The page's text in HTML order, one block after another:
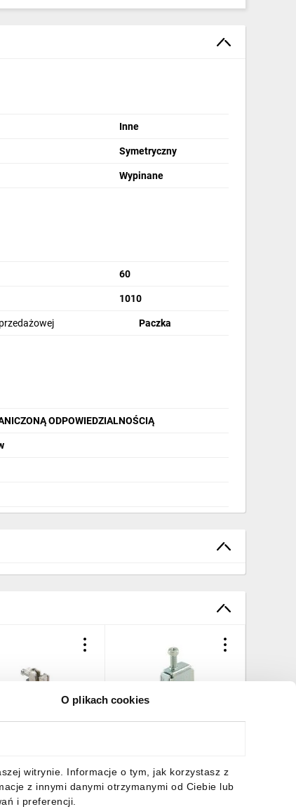
O plikach cookies
witrynie. Informacje o tym, jak korzystasz z
z innymi danymi otrzymanymi od Ciebie lub
i preferencji.
Inne
Symetryczny
Wypinane
60
1010
Paczka
ODPOWIEDZIALNOŚCIĄ
zł brutto
MAE0161E15
5,04 zł brutto